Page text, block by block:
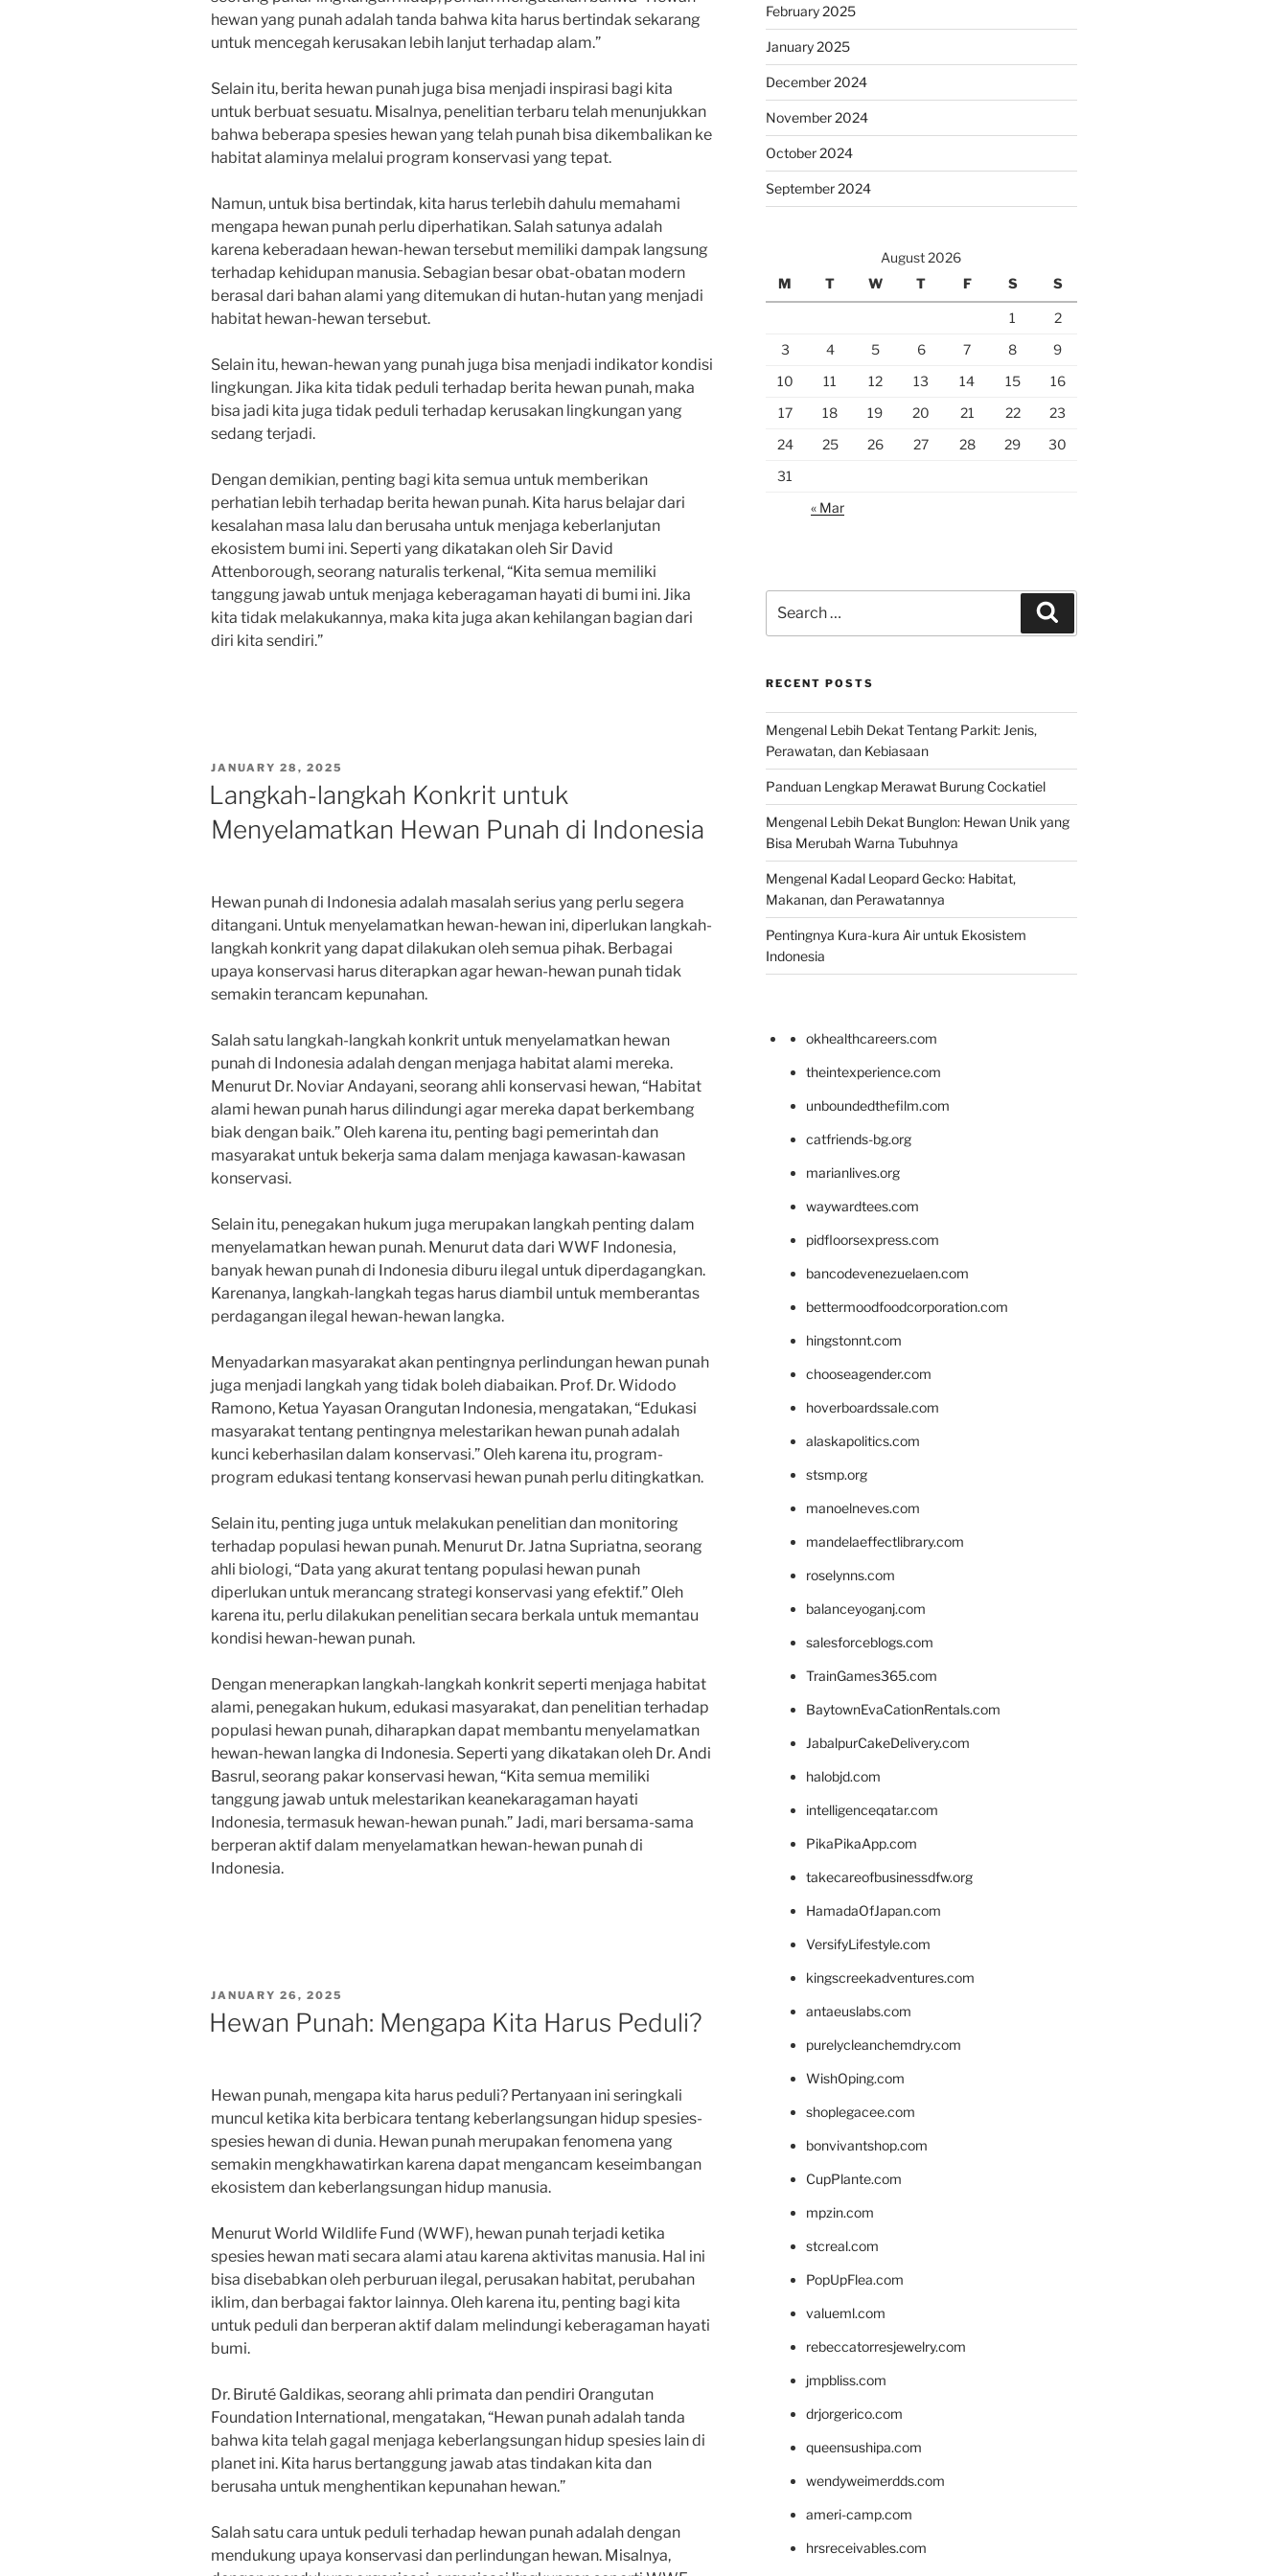
hewan yang punah adalah tanda bahwa kita harus bertindak sekarang
untuk mencegah kerusakan lebih lanjut terhadap alam.”
Selain itu, berita hewan punah juga bisa menjadi inspirasi bagi kita
untuk berbuat sesuatu. Misalnya, penelitian terbaru telah menunjukkan
bahwa beberapa spesies hewan yang telah punah bisa dikembalikan ke
habitat alaminya melalui program konservasi yang tepat.
Namun, untuk bisa bertindak, kita harus terlebih dahulu memahami
mengapa hewan punah perlu diperhatikan. Salah satunya adalah
karena keberadaan hewan-hewan tersebut memiliki dampak langsung
terhadap kehidupan manusia. Sebagian besar obat-obatan modern
berasal dari bahan alami yang ditemukan di hutan-hutan yang menjadi
habitat hewan-hewan tersebut.
Selain itu, hewan-hewan yang punah juga bisa menjadi indikator kondisi
lingkungan. Jika kita tidak peduli terhadap berita hewan punah, maka
bisa jadi kita juga tidak peduli terhadap kerusakan lingkungan yang
sedang terjadi.
Dengan demikian, penting bagi kita semua untuk memberikan
perhatian lebih terhadap berita hewan punah. Kita harus belajar dari
kesalahan masa lalu dan berusaha untuk menjaga keberlanjutan
ekosistem bumi ini. Seperti yang dikatakan oleh Sir David
Attenborough, seorang naturalis terkenal, “Kita semua memiliki
tanggung jawab untuk menjaga keberagaman hayati di bumi ini. Jika
kita tidak melakukannya, maka kita juga akan kehilangan bagian dari
diri kita sendiri.”
POSTED
JANUARY 28, 2025
Langkah-langkah Konkrit untuk
Menyelamatkan Hewan Punah di Indonesia
Hewan punah di Indonesia adalah masalah serius yang perlu segera
ditangani. Untuk menyelamatkan hewan-hewan ini, diperlukan langkah-
langkah konkrit yang dapat dilakukan oleh semua pihak. Berbagai
upaya konservasi harus diterapkan agar hewan-hewan punah tidak
semakin terancam kepunahan.
Salah satu langkah-langkah konkrit untuk menyelamatkan hewan
punah di Indonesia adalah dengan menjaga habitat alami mereka.
Menurut Dr. Noviar Andayani, seorang ahli konservasi hewan, “Habitat
alami hewan punah harus dilindungi agar mereka dapat berkembang
biak dengan baik.” Oleh karena itu, penting bagi pemerintah dan
masyarakat untuk bekerja sama dalam menjaga kawasan-kawasan
konservasi.
Selain itu, penegakan hukum juga merupakan langkah penting dalam
menyelamatkan hewan punah. Menurut data dari WWF Indonesia,
banyak hewan punah di Indonesia diburu ilegal untuk diperdagangkan.
Karenanya, langkah-langkah tegas harus diambil untuk memberantas
perdagangan ilegal hewan-hewan langka.
Menyadarkan masyarakat akan pentingnya perlindungan hewan punah
juga menjadi langkah yang tidak boleh diabaikan. Prof. Dr. Widodo
Ramono, Ketua Yayasan Orangutan Indonesia, mengatakan, “Edukasi
masyarakat tentang pentingnya melestarikan hewan punah adalah
kunci keberhasilan dalam konservasi.” Oleh karena itu, program-
program edukasi tentang konservasi hewan punah perlu ditingkatkan.
Selain itu, penting juga untuk melakukan penelitian dan monitoring
terhadap populasi hewan punah. Menurut Dr. Jatna Supriatna, seorang
ahli biologi, “Data yang akurat tentang populasi hewan punah
diperlukan untuk merancang strategi konservasi yang efektif.” Oleh
karena itu, perlu dilakukan penelitian secara berkala untuk memantau
kondisi hewan-hewan punah.
Dengan menerapkan langkah-langkah konkrit seperti menjaga habitat
alami, penegakan hukum, edukasi masyarakat, dan penelitian terhadap
populasi hewan punah, diharapkan dapat membantu menyelamatkan
hewan-hewan langka di Indonesia. Seperti yang dikatakan oleh Dr. Andi
Basrul, seorang pakar konservasi hewan, “Kita semua memiliki
tanggung jawab untuk melestarikan keanekaragaman hayati
Indonesia, termasuk hewan-hewan punah.” Jadi, mari bersama-sama
berperan aktif dalam menyelamatkan hewan-hewan punah di
Indonesia.
POSTED
ON
JANUARY 26, 2025
Hewan Punah: Mengapa Kita Harus Peduli?
Hewan punah, mengapa kita harus peduli? Pertanyaan ini seringkali
muncul ketika kita berbicara tentang keberlangsungan hidup spesies-
spesies hewan di dunia. Hewan punah merupakan fenomena yang
semakin mengkhawatirkan karena dapat mengancam keseimbangan
ekosistem dan keberlangsungan hidup manusia.
Menurut World Wildlife Fund (WWF), hewan punah terjadi ketika
spesies hewan mati secara alami atau karena aktivitas manusia. Hal ini
bisa disebabkan oleh perburuan ilegal, perusakan habitat, perubahan
iklim, dan berbagai faktor lainnya. Oleh karena itu, penting bagi kita
untuk peduli dan berperan aktif dalam melindungi keberagaman hayati
bumi.
Dr. Biruté Galdikas, seorang ahli primata dan pendiri Orangutan
Foundation International, mengatakan, “Hewan punah adalah tanda
bahwa kita telah gagal menjaga keberlangsungan hidup spesies lain di
planet ini. Kita harus bertanggung jawab atas tindakan kita dan
berusaha untuk menghentikan kepunahan hewan.”
Salah satu cara untuk peduli terhadap hewan punah adalah dengan
mendukung upaya konservasi dan perlindungan hewan. Misalnya,
February 2025
January 2025
December 2024
November 2024
October 2024
September 2024
August 2026
M
T W T F S S
1
2
3
4 5 6 7 8
9
10
11 12 13 14 15
16
17
18 19 20 21 22
23
24
25 26 27 28 29
30
31
« Mar
for:
RECENT POSTS
Mengenal Lebih Dekat Tentang Parkit: Jenis,
Perawatan, dan Kebiasaan
Panduan Lengkap Merawat Burung Cockatiel
Mengenal Lebih Dekat Bunglon: Hewan Unik yang
Bisa Merubah Warna Tubuhnya
Mengenal Kadal Leopard Gecko: Habitat,
Makanan, dan Perawatannya
Pentingnya Kura-kura Air untuk Ekosistem
Indonesia
okhealthcareers.com
theintexperience.com
unboundedthefilm.com
catfriends-bg.org
marianlives.org
waywardtees.com
pidfloorsexpress.com
bancodevenezuelaen.com
bettermoodfoodcorporation.com
hingstonnt.com
chooseagender.com
hoverboardssale.com
alaskapolitics.com
stsmp.org
manoelneves.com
mandelaeffectlibrary.com
roselynns.com
balanceyoganj.com
salesforceblogs.com
TrainGames365.com
BaytownEvaCationRentals.com
JabalpurCakeDelivery.com
halobjd.com
intelligenceqatar.com
PikaPikaApp.com
takecareofbusinessdfw.org
HamadaOfJapan.com
VersifyLifestyle.com
kingscreekadventures.com
antaeuslabs.com
purelycleanchemdry.com
WishOping.com
shoplegacee.com
bonvivantshop.com
CupPlante.com
mpzin.com
stcreal.com
PopUpFlea.com
valueml.com
rebeccatorresjewelry.com
jmpbliss.com
drjorgerico.com
queensushipa.com
wendyweimerdds.com
ameri-camp.com
hrsreceivables.com